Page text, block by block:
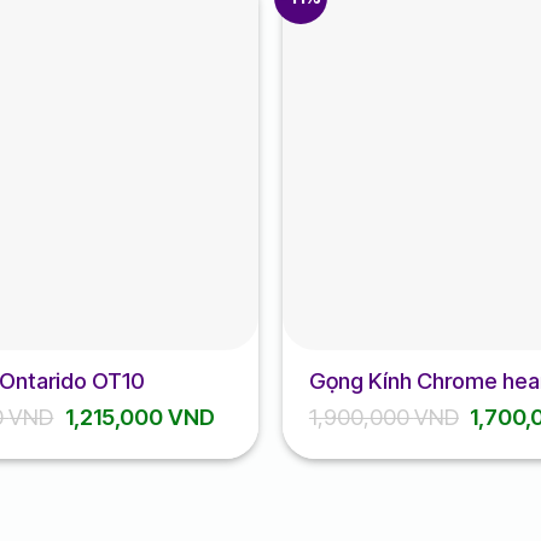
OT10
VND Giá
gốc
là:
1,215,000VNDGiá
hiện
tại
Gọng Kính Chrome
CH8266
1,900,000VND Giá
gốc
là: